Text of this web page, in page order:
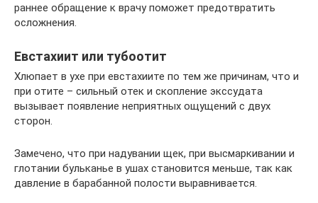
раннее обращение к врачу поможет предотвратить
осложнения.
Евстахиит или тубоотит
Хлюпает в ухе при евстахиите по тем же причинам, что и
при отите – сильный отек и скопление экссудата
вызывает появление неприятных ощущений с двух
сторон.
Замечено, что при надувании щек, при высмаркивании и
глотании бульканье в ушах становится меньше, так как
давление в барабанной полости выравнивается.